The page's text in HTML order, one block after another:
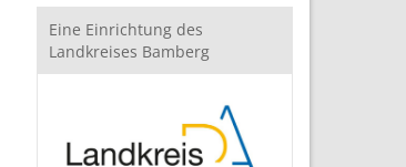
Eine Einrichtung des
Landkreises Bamberg